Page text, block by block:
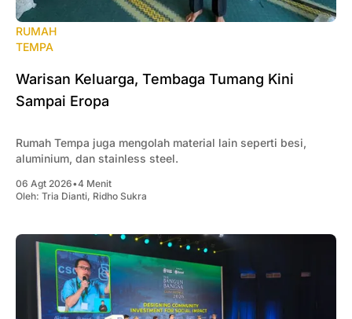
RUMAH
TEMPA
Warisan Keluarga, Tembaga Tumang Kini
Sampai Eropa
Rumah Tempa juga mengolah material lain seperti besi,
aluminium, dan stainless steel.
06 Agt 2026•4 Menit
Oleh: Tria Dianti, Ridho Sukra